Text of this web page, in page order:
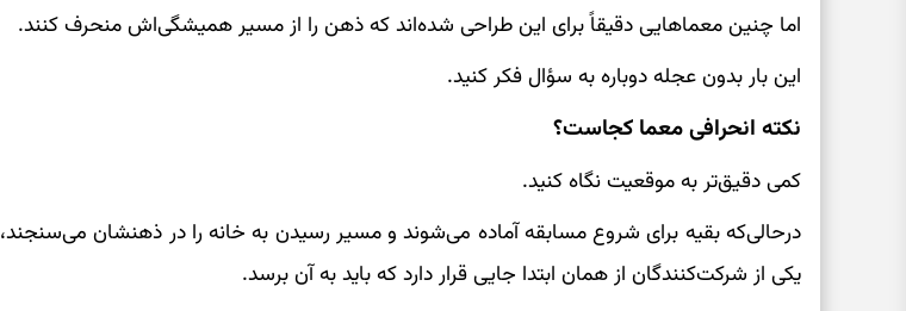
اما چنین معماهایی دقیقاً برای این طراحی شده‌اند که ذهن را از مسیر همیشگی‌اش منحرف کنند.
این بار بدون عجله دوباره به سؤال فکر کنید.
نکته انحرافی معما کجاست؟
کمی دقیق‌تر به موقعیت نگاه کنید.
درحالی‌که بقیه برای شروع مسابقه آماده می‌شوند و مسیر رسیدن به خانه را در ذهنشان می‌سنجند،
یکی از شرکت‌کنندگان از همان ابتدا جایی قرار دارد که باید به آن برسد.